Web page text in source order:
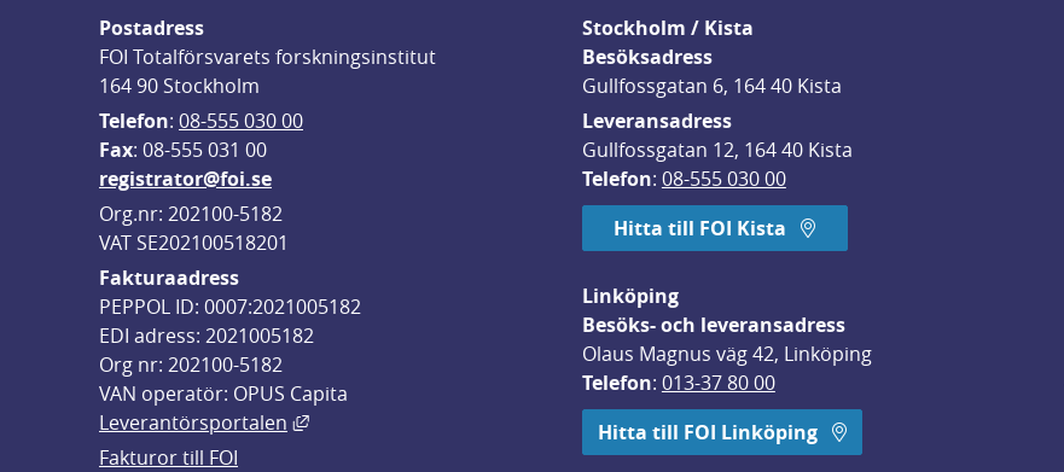
Postadress
FOI Totalförsvarets forskningsinstitut
164 90 Stockholm
Telefon: 08-555 030 00
Fax: 08-555 031 00
registrator@foi.se
Org.nr: 202100-5182
VAT SE202100518201
Fakturaadress
PEPPOL ID: 0007:2021005182
EDI adress: 2021005182
Org nr: 202100-5182
VAN operatör: OPUS Capita
Leverantörsportalen
Länk till annan webbplats, öppnas i nytt fönster.
Fakturor till FOI
Stockholm / Kista
Besöksadress
Gullfossgatan 6, 164 40 Kista
Leveransadress
Gullfossgatan 12, 164 40 Kista
Telefon: 08-555 030 00
Hitta till FOI Kista
Linköping
Besöks- och leveransadress
Olaus Magnus väg 42, Linköping
Telefon: 013-37 80 00
Hitta till FOI Linköping